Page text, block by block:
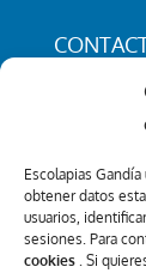
Escolapias
obtener datos
usuarios,
sesiones. Para
cookies . Si
C/ San
Tel.:
Canal Interno